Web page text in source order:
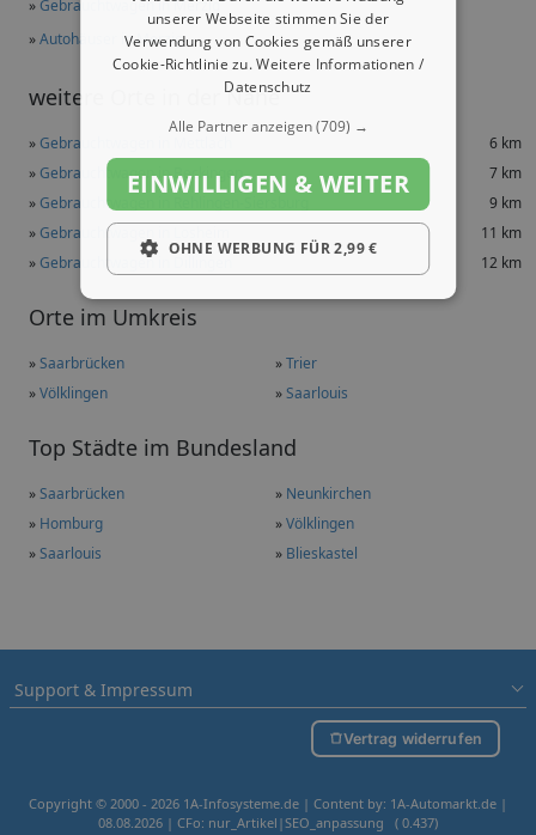
»Gebrauchtwagen in Merzig
»Autohäuser in Merzig
weitere Orte in der Nähe
»Gebrauchtwagen in Mettlach
6 km
»Gebrauchtwagen in Beckingen
7 km
»Gebrauchtwagen in Rehlingen-Siersburg
9 km
»Gebrauchtwagen in Losheim
11 km
»Gebrauchtwagen in Dillingen 12 km
Orte im Umkreis
»Saarbrücken »Trier
»Völklingen »Saarlouis
Top Städte im Bundesland
»Saarbrücken » Neunkirchen
» Homburg »Völklingen
»Saarlouis » Blieskastel
Support & Impressum
Vertrag widerrufen
Copyright © 2000 - 2026 1A-Infosysteme.de | Content by: 1A-Automarkt.de |
08.08.2026 | CFo: nur_Artikel|SEO_anpassung ( 0.437)
unserer Webseite stimmen Sie der
Verwendung von Cookies gemäß unserer
Cookie-Richtlinie zu.Weitere Informationen /
Datenschutz
Alle Partner anzeigen(709) →
EINWILLIGEN & WEITER
OHNE WERBUNG FÜR 2,99 €